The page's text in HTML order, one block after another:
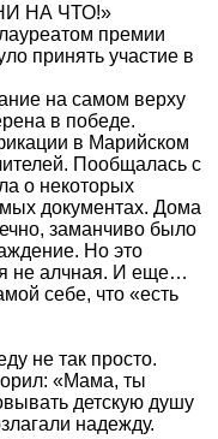
НА ЧТО!»
премии
принять участие в
на самом верху
в победе.
в Марийском
Пообщалась с
о некоторых
документах. Дома
заманчиво было
Но это
я не алчная. И еще…
себе, что «есть
не так просто.
«Мама, ты
детскую душу
надежду.